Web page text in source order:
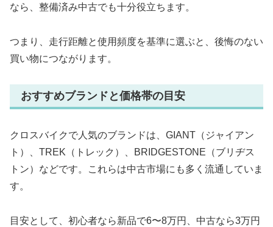
なら、整備済み中古でも十分役立ちます。
つまり、走行距離と使用頻度を基準に選ぶと、後悔のない
買い物につながります。
おすすめブランドと価格帯の目安
クロスバイクで人気のブランドは、GIANT（ジャイアン
ト）、TREK（トレック）、BRIDGESTONE（ブリヂス
トン）などです。これらは中古市場にも多く流通していま
す。
目安として、初心者なら新品で6〜8万円、中古なら3万円